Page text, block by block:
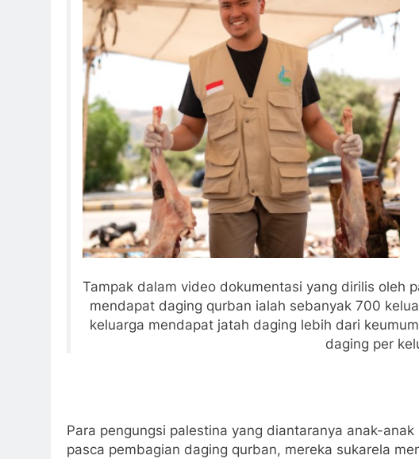
Tampak dalam video dokumentasi yang dirilis oleh
mendapat daging qurban ialah sebanyak 700
keluarga mendapat jatah daging lebih dari
daging per
Para pengungsi palestina yang diantaranya anak-
pasca pembagian daging qurban, mereka sukarela